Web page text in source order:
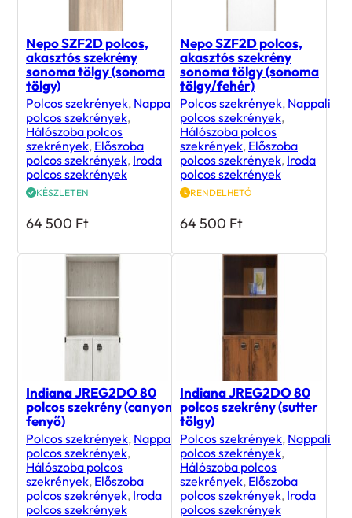
Nepo SZF2D polcos,
akasztós szekrény
sonoma tölgy (sonoma
tölgy)
Polcos szekrények, Nappali
polcos szekrények,
Hálószoba polcos
szekrények, Előszoba
polcos szekrények, Iroda
polcos szekrények
KÉSZLETEN
64 500 Ft
Nepo SZF2D polcos,
akasztós szekrény
sonoma tölgy (sonoma
tölgy/fehér)
Polcos szekrények, Nappali
polcos szekrények,
Hálószoba polcos
szekrények, Előszoba
polcos szekrények, Iroda
polcos szekrények
RENDELHETŐ
64 500 Ft
Indiana JREG2DO 80
polcos szekrény (canyon
fenyő)
Polcos szekrények, Nappali
polcos szekrények,
Hálószoba polcos
szekrények, Előszoba
polcos szekrények, Iroda
polcos szekrények
Indiana JREG2DO 80
polcos szekrény (sutter
tölgy)
Polcos szekrények, Nappali
polcos szekrények,
Hálószoba polcos
szekrények, Előszoba
polcos szekrények, Iroda
polcos szekrények